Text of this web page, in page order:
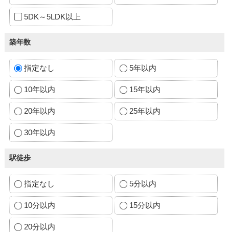
5DK～5LDK以上
築年数
指定なし 5年以内
10年以内 15年以内
20年以内 25年以内
30年以内
駅徒歩
指定なし 5分以内
10分以内 15分以内
20分以内